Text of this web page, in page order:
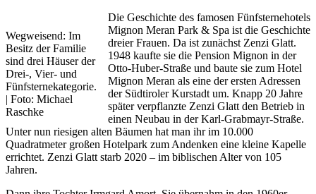
Wegweisend: Im
Besitz der Familie
sind drei Häuser der
Drei-, Vier- und
Fünfsternekategorie.
| Foto: Michael
Raschke
Die Geschichte des famosen Fünfsternehotels
Mignon Meran Park & Spa ist die Geschichte
dreier Frauen. Da ist zunächst Zenzi Glatt.
1948 kaufte sie die Pension Mignon in der
Otto-Huber-Straße und baute sie zum Hotel
Mignon Meran als eine der ersten Adressen
der Südtiroler Kurstadt um. Knapp 20 Jahre
später verpflanzte Zenzi Glatt den Betrieb in
einen Neubau in der Karl-Grabmayr-Straße.
Unter nun riesigen alten Bäumen hat man ihr im 10.000
Quadratmeter großen Hotelpark zum Andenken eine kleine Kapelle
errichtet. Zenzi Glatt starb 2020 – im biblischen Alter von 105
Jahren.